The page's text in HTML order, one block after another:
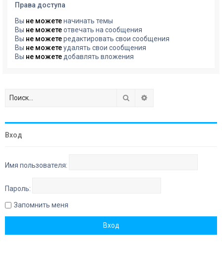
Права доступа
Вы не можетеначинать темы
Вы не можетеотвечать на сообщения
Вы не можетередактировать свои сообщения
Вы не можетеудалять свои сообщения
Вы не можете добавлять вложения
Поиск
Вход
Имя пользователя:
Пароль:
Запомнить меня